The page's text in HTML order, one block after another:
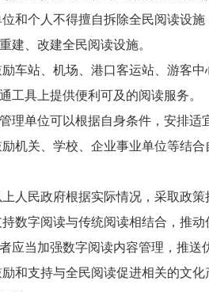
和个人不得擅自拆除全民阅读设
建、改建全民阅读设施。
励车站、机场、港口客运站、游客
工具上提供便利可及的阅读服务。
理单位可以根据自身条件，安排适
励机关、学校、企业事业单位等结
人民政府根据实际情况，采取政
持数字阅读与传统阅读相结合，推
应当加强数字阅读内容管理，推送
励和支持与全民阅读促进相关的文